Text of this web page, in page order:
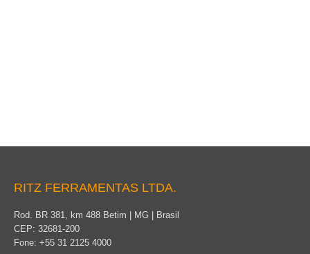
RITZ FERRAMENTAS LTDA.
Rod. BR 381, km 488 Betim | MG | Brasil
CEP: 32681-200
Fone: +55 31 2125 4000